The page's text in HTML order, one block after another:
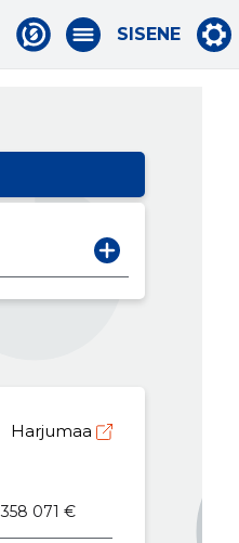
SISENE
Harjumaa
358 071 €